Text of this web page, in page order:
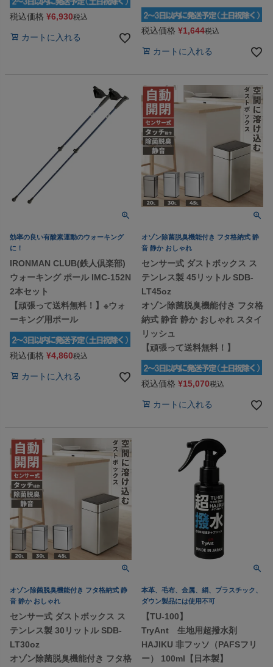
税込価格 ¥6,930税込
カートに入れる
税込価格 ¥1,644税込
カートに入れる
効率の良い有酸素運動のウォーキング
に！
IRONMAN CLUB(鉄人倶楽部)
ウォーキング ポール IMC-152N
2本セット
【頑張って送料無料！】※ウォ
ーキング用ポール
税込価格 ¥4,860税込
カートに入れる
オゾン除菌脱臭機能付き フタ格納式 静
音 静か おしゃれ
センサー式 ダストボックス ス
テンレス製 45リットル SDB-
LT45oz
オゾン除菌脱臭機能付き フタ格
納式 静音 静か おしゃれ スタイ
リッシュ
【頑張って送料無料！】
税込価格 ¥15,070税込
カートに入れる
オゾン除菌脱臭機能付き フタ格納式 静
音 静か おしゃれ
センサー式 ダストボックス ス
テンレス製 30リットル SDB-
LT30oz
オゾン除菌脱臭機能付き フタ格
本革、毛布、金属、絹、プラスチック、
ダウン製品には使用不可
【TU-100】
TryAnt 生地用超撥水剤
HAJIKU 非フッソ（PAFSフリ
ー） 100ml【日本製】